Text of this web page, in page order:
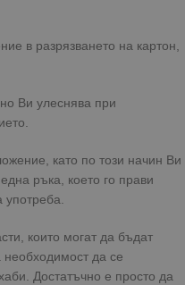
в разрязването на картон,
Ви улеснява при
като по този начин Ви
ръка, което го прави
които могат да бъдат
да се
Достатъчно е просто да